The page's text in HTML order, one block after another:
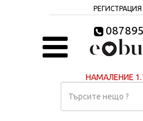
РЕГИСТРАЦИЯ
НАМАЛЕНИЕ